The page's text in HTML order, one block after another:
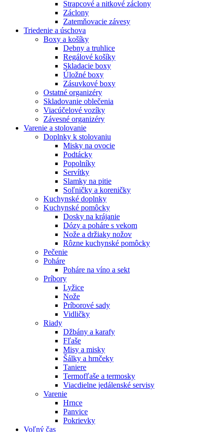
Strapcové a nitkové záclony
Záclony
Zatemňovacie závesy
Triedenie a úschova
Boxy a košíky
Debny a truhlice
Regálové košíky
Skladacie boxy
Úložné boxy
Zásuvkové boxy
Ostatné organizéry
Skladovanie oblečenia
Viacúčelové vozíky
Závesné organizéry
Varenie a stolovanie
Doplnky k stolovaniu
Misky na ovocie
Podtácky
Popolníky
Servítky
Slamky na pitie
Soľničky a koreničky
Kuchynské doplnky
Kuchynské pomôcky
Dosky na krájanie
Dózy a poháre s vekom
Nože a držiaky nožov
Rôzne kuchynské pomôcky
Pečenie
Poháre
Poháre na víno a sekt
Príbory
Lyžice
Nože
Príborové sady
Vidličky
Riady
Džbány a karafy
Fľaše
Misy a misky
Šálky a hrnčeky
Taniere
Termofľaše a termosky
Viacdielne jedálenské servisy
Varenie
Hrnce
Panvice
Pokrievky
Voľný čas